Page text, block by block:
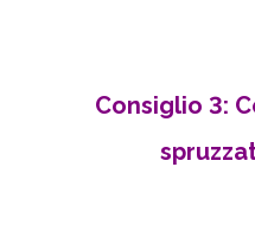
Consiglio 3: